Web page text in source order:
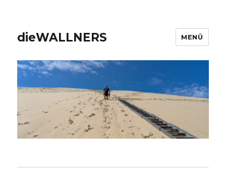
dieWALLNERS MENÜ